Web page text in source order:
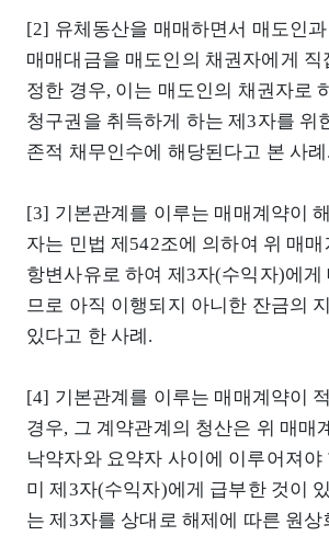
[2] 유체동산을 매매하면서 매도인
매매대금을 매도인의 채권자에게 직
정한 경우, 이는 매도인의 채권자로
청구권을 취득하게 하는 제3자를 위
존적 채무인수에 해당된다고 본 사례.
[3] 기본관계를 이루는 매매계약이
자는 민법 제542조에 의하여 위 매
항변사유로 하여 제3자(수익자)에게
므로 아직 이행되지 아니한 잔금의
있다고 한 사례.
[4] 기본관계를 이루는 매매계약이
경우, 그 계약관계의 청산은 위 매매
낙약자와 요약자 사이에 이루어져야
미 제3자(수익자)에게 급부한 것이
는 제3자를 상대로 해제에 따른 원상